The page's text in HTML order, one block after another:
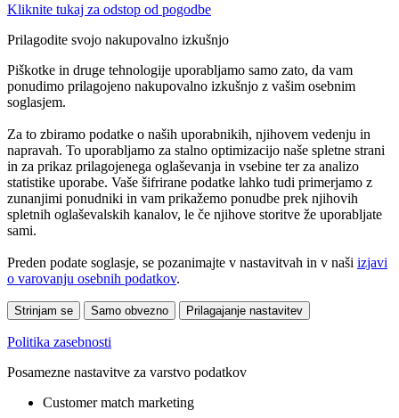
Kliknite tukaj za odstop od pogodbe
Prilagodite svojo nakupovalno izkušnjo
Piškotke in druge tehnologije uporabljamo samo zato, da vam
ponudimo prilagojeno nakupovalno izkušnjo z vašim osebnim
soglasjem.
Za to zbiramo podatke o naših uporabnikih, njihovem vedenju in
napravah. To uporabljamo za stalno optimizacijo naše spletne strani
in za prikaz prilagojenega oglaševanja in vsebine ter za analizo
statistike uporabe. Vaše šifrirane podatke lahko tudi primerjamo z
zunanjimi ponudniki in vam prikažemo ponudbe prek njihovih
spletnih oglaševalskih kanalov, le če njihove storitve že uporabljate
sami.
Preden podate soglasje, se pozanimajte v nastavitvah in v naši izjavi
o varovanju osebnih podatkov.
Strinjam se Samo obvezno Prilagajanje nastavitev
Politika zasebnosti
Posamezne nastavitve za varstvo podatkov
Customer match marketing